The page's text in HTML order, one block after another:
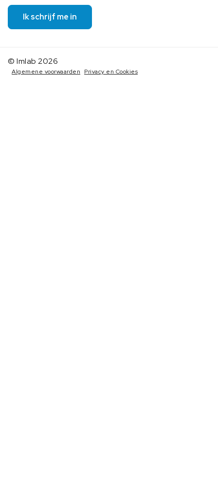
Ik schrijf me in
© Imlab 2026
Algemene voorwaarden Privacy en Cookies